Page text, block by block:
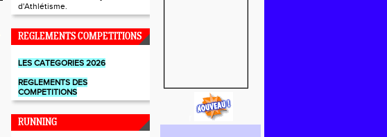
d'Athlétisme.
REGLEMENTS COMPETITIONS
LES CATEGORIES 2026
REGLEMENTS DES
COMPETITIONS
RUNNING